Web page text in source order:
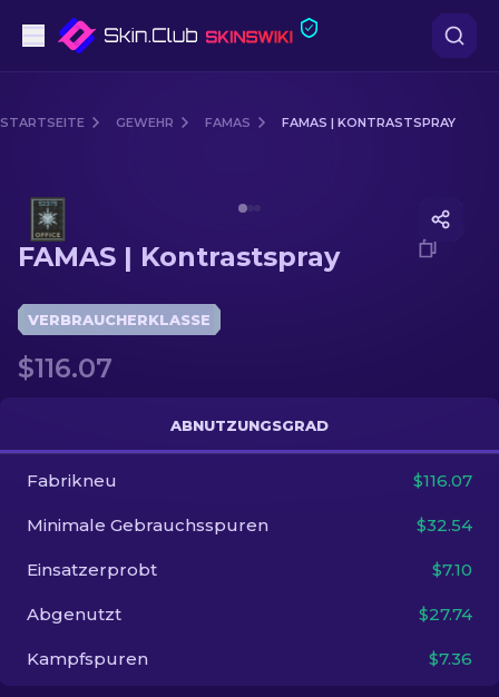
Scharfschützengewehr
Messer
Handschuh
Andere
STARTSEITE GEWEHR FAMAS FAMAS | KONTRASTSPRAY
FAMAS | Kontrastspray
VERBRAUCHERKLASSE
$116.07
ABNUTZUNGSGRAD
Fabrikneu $116.07
Minimale Gebrauchsspuren $32.54
Einsatzerprobt $7.10
Abgenutzt $27.74
Kampfspuren $7.36